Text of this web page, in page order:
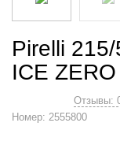
Pirelli
ICE
Отзывы:
Номер: 2555800